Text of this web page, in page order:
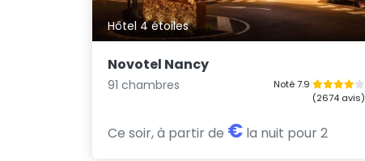
Hôtel 4 étoiles
Novotel Nancy
91 chambres
Noté 7.9
(2674 avis)
Ce soir, à partir de € la nuit pour 2